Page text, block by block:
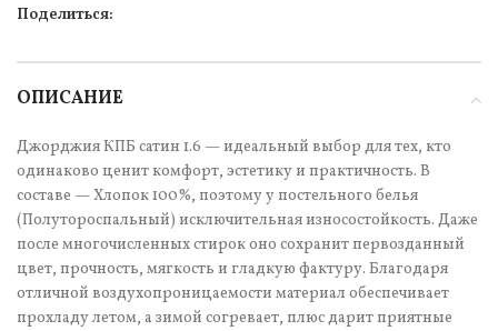
Поделиться:
ОПИСАНИЕ
Джорджия КПБ сатин 1.6 — идеальный выбор для тех, кто
одинаково ценит комфорт, эстетику и практичность. В
составе — Хлопок 100%, поэтому у постельного белья
(Полутороспальный) исключительная износостойкость. Даже
после многочисленных стирок оно сохранит первозданный
цвет, прочность, мягкость и гладкую фактуру. Благодаря
отличной воздухопроницаемости материал обеспечивает
прохладу летом, а зимой согревает, плюс дарит приятные